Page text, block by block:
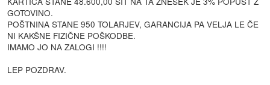
GOTOVINO.
POŠTNINA STANE 950 TOLARJEV, GARANCIJA PA VELJA LE ČE
NI KAKŠNE FIZIČNE POŠKODBE.
IMAMO JO NA ZALOGI !!!!
LEP POZDRAV.